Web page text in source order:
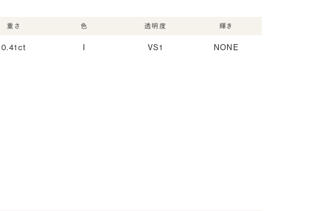
重さ
0.41ct
色
I
透明度
VS1
輝き
NONE